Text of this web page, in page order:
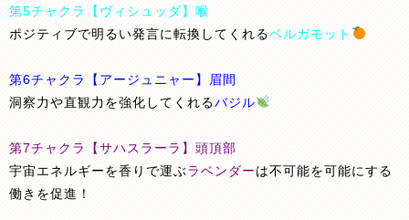
第5チャクラ【ヴィシュッダ】喉
ポジティブで明るい発言に転換してくれるベルガモット
第6チャクラ【アージュニャー】眉間
洞察力や直観力を強化してくれるバジル
第7チャクラ【サハスラーラ】頭頂部
宇宙エネルギーを香りで運ぶラベンダーは不可能を可能にする
働きを促進！